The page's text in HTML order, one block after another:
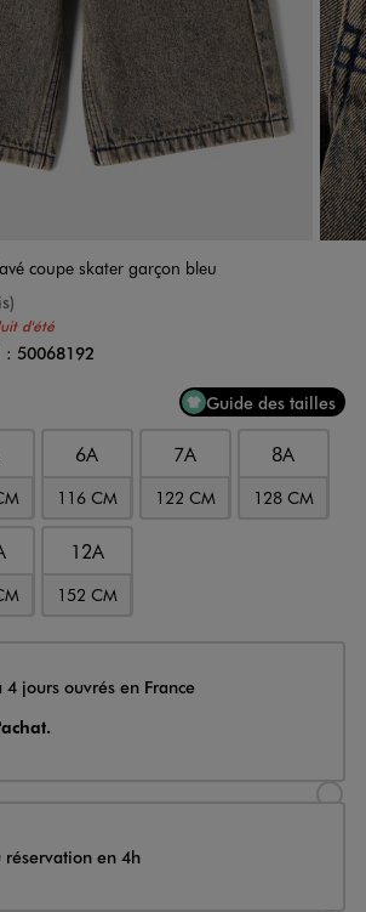
coupe skater garçon bleu
d'été
: 50068192
Guide des tailles
6A
116 CM
7A
122 CM
8A
128 CM
12A
152 CM
4 jours ouvrés en France
en 4h